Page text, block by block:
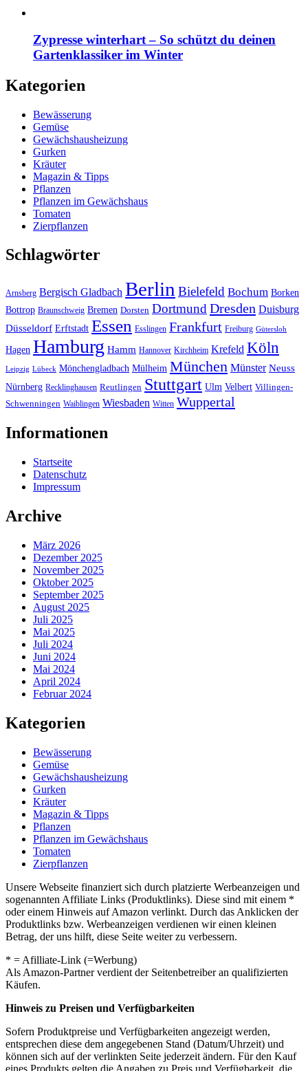
Zypresse winterhart – So schützt du deinen
Gartenklassiker im Winter
Kategorien
Bewässerung
Gemüse
Gewächshausheizung
Gurken
Kräuter
Magazin & Tipps
Pflanzen
Pflanzen im Gewächshaus
Tomaten
Zierpflanzen
Schlagwörter
Arnsberg Bergisch Gladbach Berlin Bielefeld Bochum Borken
Bottrop Braunschweig Bremen Dorsten DortmundDresden Duisburg
Düsseldorf Erftstadt Essen Esslingen Frankfurt Freiburg Gütersloh
Hagen Hamburg Hamm Hannover Kirchheim Krefeld Köln
Leipzig Lübeck Mönchengladbach Mülheim München Münster Neuss
Nürnberg Recklinghausen Reutlingen Stuttgart Ulm Velbert Villingen-
Schwenningen Waiblingen Wiesbaden Witten Wuppertal
Informationen
Startseite
Datenschutz
Impressum
Archive
März 2026
Dezember 2025
November 2025
Oktober 2025
September 2025
August 2025
Juli 2025
Mai 2025
Juli 2024
Juni 2024
Mai 2024
April 2024
Februar 2024
Kategorien
Bewässerung
Gemüse
Gewächshausheizung
Gurken
Kräuter
Magazin & Tipps
Pflanzen
Pflanzen im Gewächshaus
Tomaten
Zierpflanzen
Unsere Webseite finanziert sich durch platzierte Werbeanzeigen und
sogenannten Affiliate Links (Produktlinks). Diese sind mit einem *
oder einem Hinweis auf Amazon verlinkt. Durch das Anklicken der
Produktlinks bzw. Werbeanzeigen verdienen wir einen kleinen
Betrag, der uns hilft, diese Seite weiter zu verbessern.
* = Afilliate-Link (=Werbung)
Als Amazon-Partner verdient der Seitenbetreiber an qualifizierten
Käufen.
Hinweis zu Preisen und Verfügbarkeiten
Sofern Produktpreise und Verfügbarkeiten angezeigt werden,
entsprechen diese dem angegebenen Stand (Datum/Uhrzeit) und
können sich auf der verlinkten Seite jederzeit ändern. Für den Kauf
eines Produkts gelten die Angaben zu Preis und Verfügbarkeit, die